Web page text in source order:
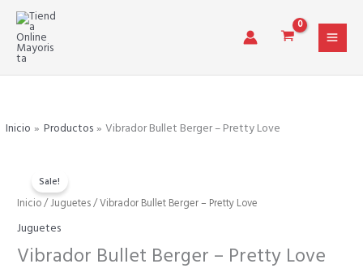
contenido
Inicio Productos Vibrador Bullet Berger – Pretty Love
Sale!
Inicio/Juguetes/ Vibrador Bullet Berger – Pretty Love
Juguetes
Vibrador Bullet Berger – Pretty Love
El
precio
El
precio
Vibrador
Bullet
Berger
-